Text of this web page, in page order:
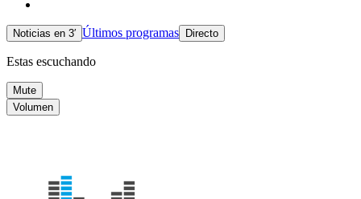
Noticias en 3′ Últimos programas Directo
Estas escuchando
Mute
Volumen